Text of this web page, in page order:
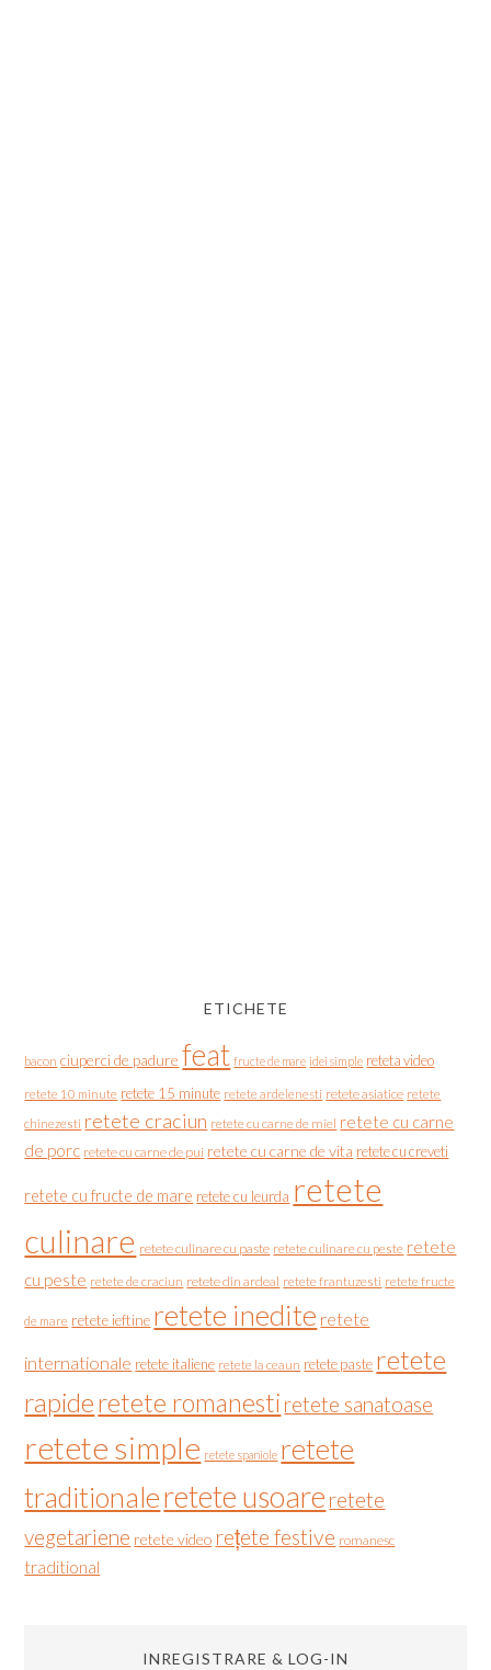
ETICHETE
bacon ciuperci de padure feat fructe de mare idei simple reteta video
retete 10 minute retete 15 minute retete ardelenesti retete asiatice retete
chinezesti retete craciun retete cu carne de miel retete cu carne
de porc retete cu carne de pui retete cu carne de vita retete cu creveti
retete cu fructe de mare retete cu leurda retete
culinare retete culinare cu paste retete culinare cu peste retete
cu peste retete de craciun retete din ardeal retete frantuzesti retete fructe
de mare retete ieftine retete inedite retete
internationale retete italiene retete la ceaun retete paste retete
rapideretete romanesti retete sanatoase
retete simple retete spaniole retete
traditionaleretete usoare retete
vegetariene retete video rețete festive romanesc
traditional
INREGISTRARE & LOG-IN